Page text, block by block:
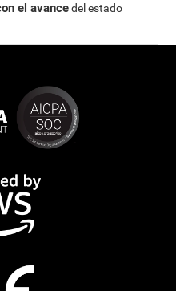
el avancedel estado